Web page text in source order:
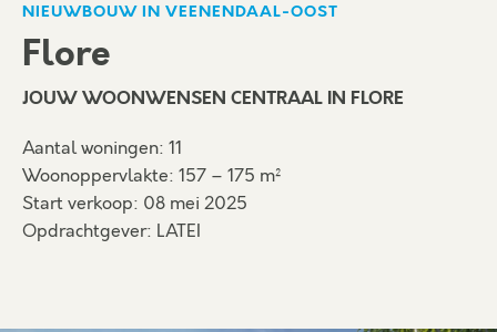
NIEUWBOUW IN VEENENDAAL-OOST
Flore
JOUW WOONWENSEN CENTRAAL IN FLORE
Aantal woningen: 11
Woonoppervlakte: 157 – 175 m²
Start verkoop: 08 mei 2025
Opdrachtgever: LATEI